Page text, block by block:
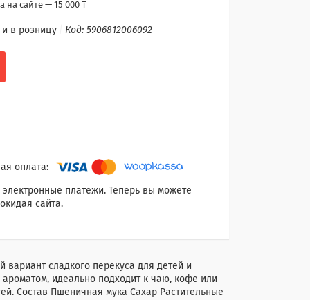
на сайте — 15 000 ₸
в розницу Код: 5906812006092
платежи. Теперь вы можете
сайта.
сладкого перекуса для детей и
идеально подходит к чаю, кофе или
Состав Пшеничная мука Сахар Растительные